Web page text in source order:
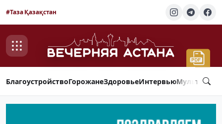
#Таза Қазақстан
БлагоустройствоГорожанеЗдоровьеИнтервью